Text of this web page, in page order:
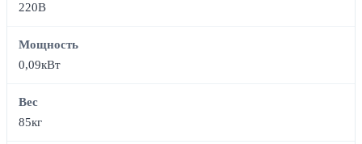
220В
Мощность
0,09кВт
Вес
85кг